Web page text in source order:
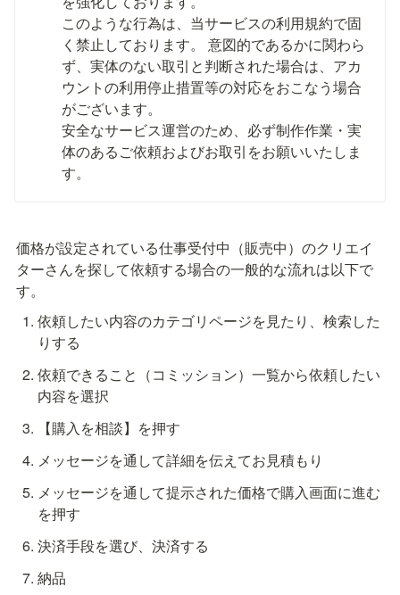
このような行為は、当サービスの利用規約で固
く禁止しております。 意図的であるかに関わら
ず、実体のない取引と判断された場合は、アカ
ウントの利用停止措置等の対応をおこなう場合
がございます。
安全なサービス運営のため、必ず制作作業・実
体のあるご依頼およびお取引をお願いいたしま
す。
価格が設定されている仕事受付中（販売中）のクリエイ
ターさんを探して依頼する場合の一般的な流れは以下で
す。
依頼したい内容のカテゴリページを見たり、検索した
りする
依頼できること（コミッション）一覧から依頼したい
内容を選択
【購入を相談】を押す
メッセージを通して詳細を伝えてお見積もり
メッセージを通して提示された価格で購入画面に進む
を押す
決済手段を選び、決済する
納品